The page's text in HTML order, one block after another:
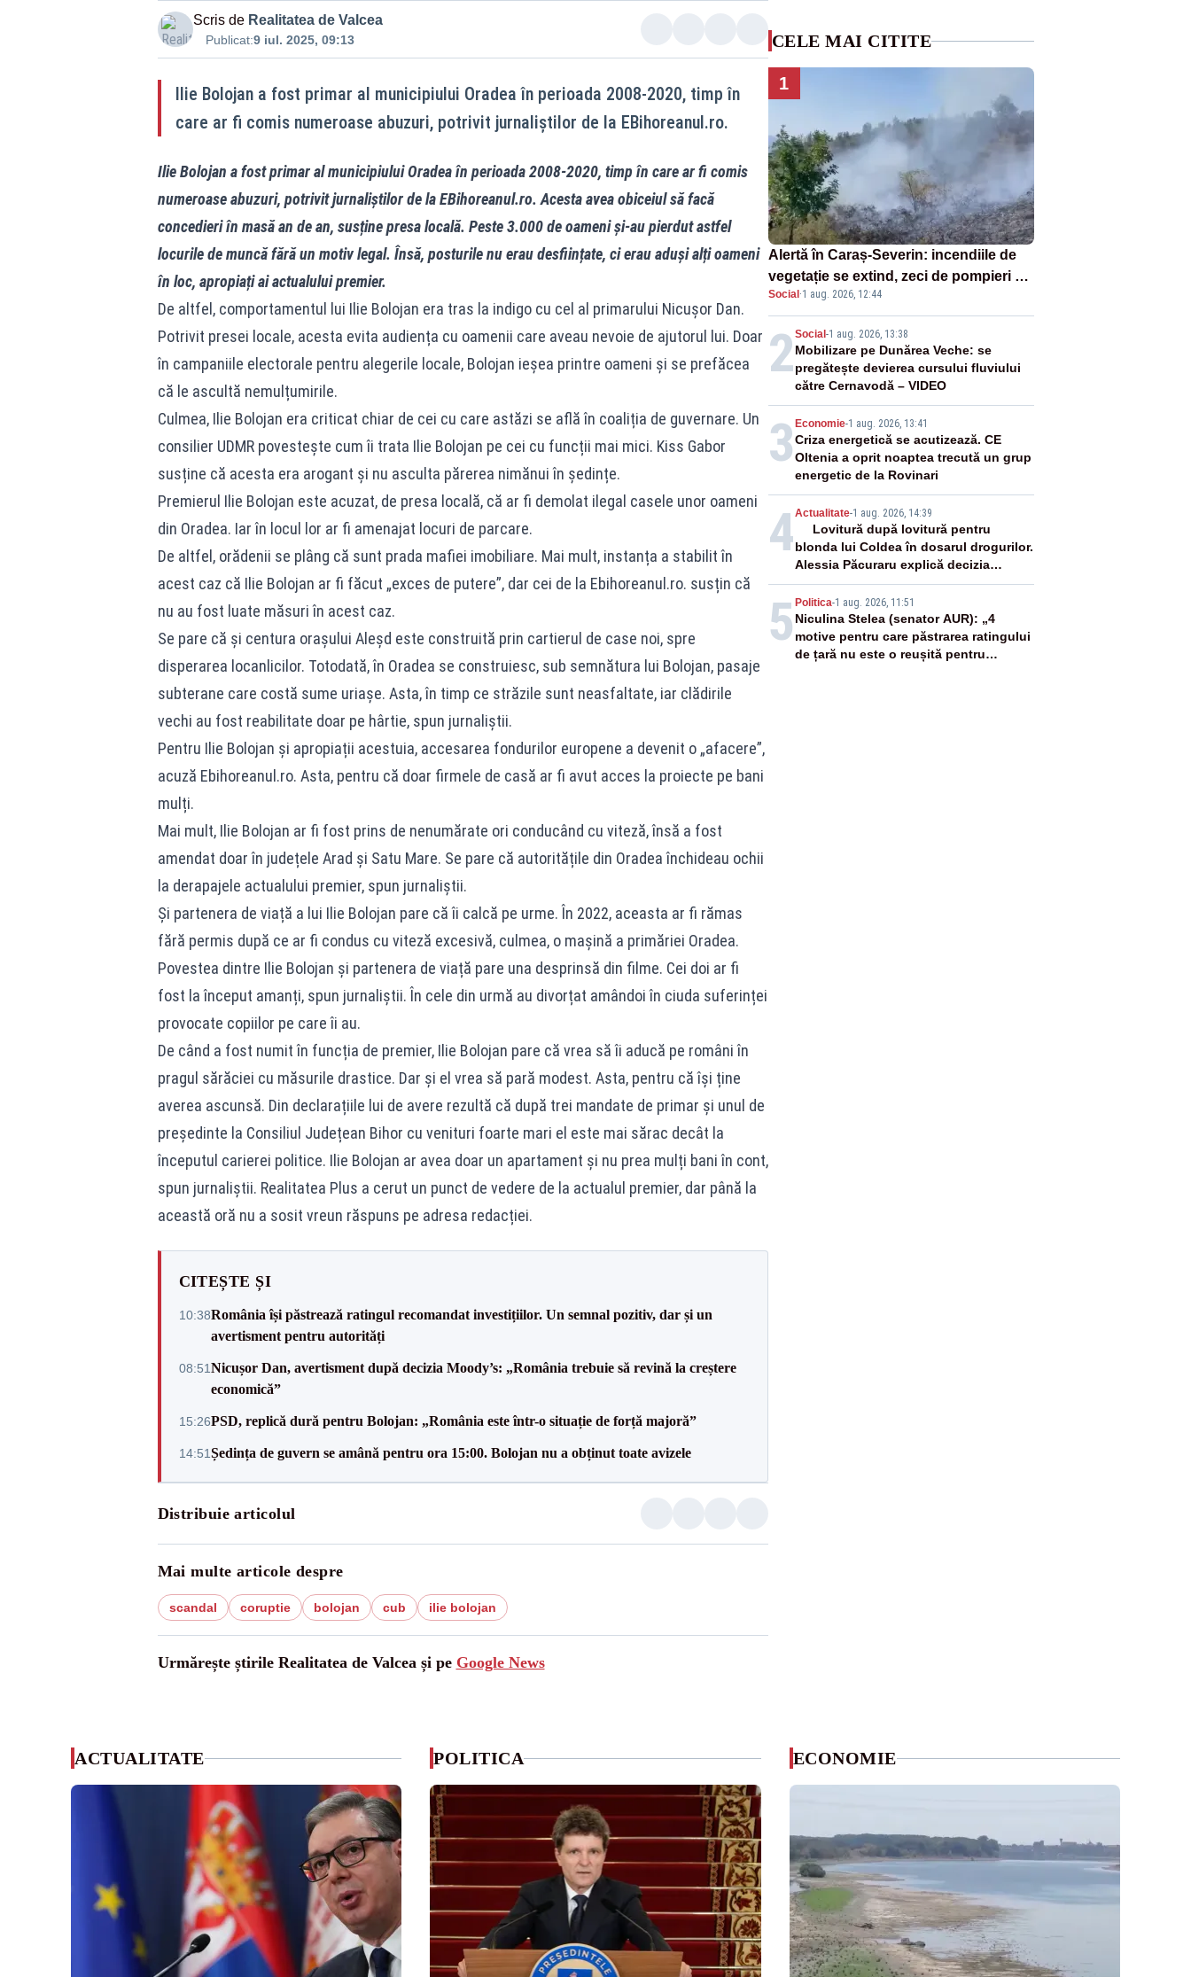
Scris de Realitatea de Valcea
Publicat:9 iul. 2025, 09:13
Ilie Bolojan a fost primar al municipiului Oradea în perioada 2008-2020, timp în
care ar fi comis numeroase abuzuri, potrivit jurnaliștilor de la EBihoreanul.ro.
Ilie Bolojan a fost primar al municipiului Oradea în perioada 2008-2020, timp în care ar fi comis
numeroase abuzuri, potrivit jurnaliștilor de la EBihoreanul.ro. Acesta avea obiceiul să facă
concedieri în masă an de an, susține presa locală. Peste 3.000 de oameni și-au pierdut astfel
locurile de muncă fără un motiv legal. Însă, posturile nu erau desființate, ci erau aduși alți oameni
în loc, apropiați ai actualului premier.
De altfel, comportamentul lui Ilie Bolojan era tras la indigo cu cel al primarului Nicușor Dan.
Potrivit presei locale, acesta evita audiența cu oamenii care aveau nevoie de ajutorul lui. Doar
în campaniile electorale pentru alegerile locale, Bolojan ieșea printre oameni și se prefăcea
că le ascultă nemulțumirile.
Culmea, Ilie Bolojan era criticat chiar de cei cu care astăzi se află în coaliția de guvernare. Un
consilier UDMR povestește cum îi trata Ilie Bolojan pe cei cu funcții mai mici. Kiss Gabor
susține că acesta era arogant și nu asculta părerea nimănui în ședințe.
Premierul Ilie Bolojan este acuzat, de presa locală, că ar fi demolat ilegal casele unor oameni
din Oradea. Iar în locul lor ar fi amenajat locuri de parcare.
De altfel, orădenii se plâng că sunt prada mafiei imobiliare. Mai mult, instanța a stabilit în
acest caz că Ilie Bolojan ar fi făcut „exces de putere”, dar cei de la Ebihoreanul.ro. susțin că
nu au fost luate măsuri în acest caz.
Se pare că și centura orașului Aleșd este construită prin cartierul de case noi, spre
disperarea locanlicilor. Totodată, în Oradea se construiesc, sub semnătura lui Bolojan, pasaje
subterane care costă sume uriașe. Asta, în timp ce străzile sunt neasfaltate, iar clădirile
vechi au fost reabilitate doar pe hârtie, spun jurnaliștii.
Pentru Ilie Bolojan și apropiații acestuia, accesarea fondurilor europene a devenit o „afacere”,
acuză Ebihoreanul.ro. Asta, pentru că doar firmele de casă ar fi avut acces la proiecte pe bani
mulți.
Mai mult, Ilie Bolojan ar fi fost prins de nenumărate ori conducând cu viteză, însă a fost
amendat doar în județele Arad și Satu Mare. Se pare că autoritățile din Oradea închideau ochii
la derapajele actualului premier, spun jurnaliștii.
Și partenera de viață a lui Ilie Bolojan pare că îi calcă pe urme. În 2022, aceasta ar fi rămas
fără permis după ce ar fi condus cu viteză excesivă, culmea, o mașină a primăriei Oradea.
Povestea dintre Ilie Bolojan și partenera de viață pare una desprinsă din filme. Cei doi ar fi
fost la început amanți, spun jurnaliștii. În cele din urmă au divorțat amândoi în ciuda suferinței
provocate copiilor pe care îi au.
De când a fost numit în funcția de premier, Ilie Bolojan pare că vrea să îi aducă pe români în
pragul sărăciei cu măsurile drastice. Dar și el vrea să pară modest. Asta, pentru că își ține
averea ascunsă. Din declarațiile lui de avere rezultă că după trei mandate de primar și unul de
președinte la Consiliul Județean Bihor cu venituri foarte mari el este mai sărac decât la
începutul carierei politice. Ilie Bolojan ar avea doar un apartament și nu prea mulți bani în cont,
spun jurnaliștii. Realitatea Plus a cerut un punct de vedere de la actualul premier, dar până la
această oră nu a sosit vreun răspuns pe adresa redacției.
CITEȘTE ȘI
10:38România își păstrează ratingul recomandat investițiilor. Un semnal pozitiv, dar și un
avertisment pentru autorități
08:51Nicușor Dan, avertisment după decizia Moody’s: „România trebuie să revină la creștere
economică”
15:26PSD, replică dură pentru Bolojan: „România este într-o situație de forță majoră”
14:51Ședința de guvern se amână pentru ora 15:00. Bolojan nu a obținut toate avizele
Distribuie articolul
Mai multe articole despre
scandal coruptie bolojan cub ilie bolojan
Urmărește știrile Realitatea de Valcea și pe Google News
CELE MAI CITITE
1
Alertă în Caraș-Severin: incendiile de
vegetație se extind, zeci de pompieri și
silvicultori se luptă cu flăcările - VIDEO
Social ·1 aug. 2026, 12:44
2Social -1 aug. 2026, 13:38
Mobilizare pe Dunărea Veche: se
pregătește devierea cursului fluviului
către Cernavodă – VIDEO
3 Economie-1 aug. 2026, 13:41
Criza energetică se acutizează. CE
Oltenia a oprit noaptea trecută un grup
energetic de la Rovinari
4Actualitate-1 aug. 2026, 14:39
Lovitură după lovitură pentru
blonda lui Coldea în dosarul drogurilor.
Alessia Păcuraru explică decizia
magistraților
5 Politica-1 aug. 2026, 11:51
Niculina Stelea (senator AUR): „4
motive pentru care păstrarea ratingului
de țară nu este o reușită pentru
ACTUALITATE POLITICA ECONOMIE